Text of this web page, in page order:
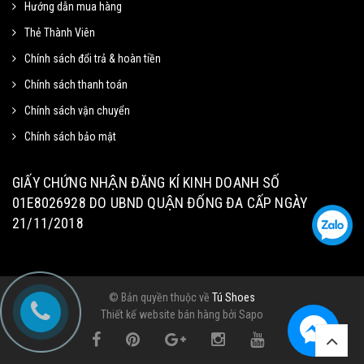
Hướng dẫn mua hàng
Thẻ Thành Viên
Chính sách đổi trả & hoàn tiền
Chính sách thanh toán
Chính sách vận chuyển
Chính sách bảo mật
GIẤY CHỨNG NHẬN ĐĂNG KÍ KINH DOANH SỐ
01E8026928 DO UBND QUẬN ĐỐNG ĐA CẤP NGÀY
21/11/2018
© Bản quyền thuộc về Tú Shoes
Thiết kế website bán hàng bởi Sapo
250k.
Hạn sử dung: 31/09/2020
500k
Mã giảm 40% cho các sản phẩm
thuộc mặt hàng tiêu dùng
Hạn sử dung: 20/10/2020
Sao chép